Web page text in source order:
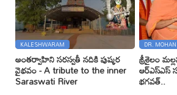
KALESHWARAM
అంతర్వాహిని సరస్వతీ నదికి పుష్కర
వైభవం - A tribute to the inner
Saraswati River
DR.
శ్రీశైలం
భగవత్..